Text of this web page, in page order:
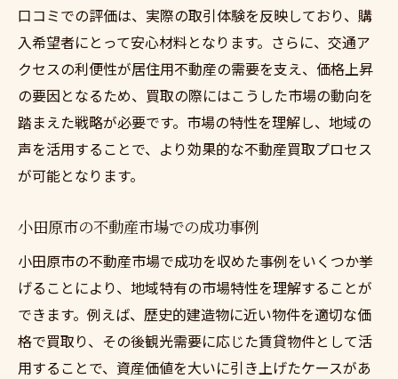
口コミでの評価は、実際の取引体験を反映しており、購
入希望者にとって安心材料となります。さらに、交通ア
クセスの利便性が居住用不動産の需要を支え、価格上昇
の要因となるため、買取の際にはこうした市場の動向を
踏まえた戦略が必要です。市場の特性を理解し、地域の
声を活用することで、より効果的な不動産買取プロセス
が可能となります。
小田原市の不動産市場での成功事例
小田原市の不動産市場で成功を収めた事例をいくつか挙
げることにより、地域特有の市場特性を理解することが
できます。例えば、歴史的建造物に近い物件を適切な価
格で買取り、その後観光需要に応じた賃貸物件として活
用することで、資産価値を大いに引き上げたケースがあ